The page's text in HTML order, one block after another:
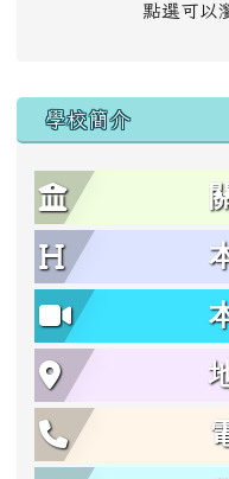
點選可以
學校簡介